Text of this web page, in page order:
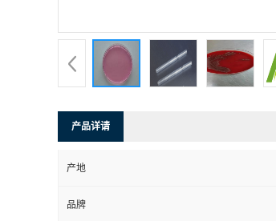
产品详请
产地
品牌